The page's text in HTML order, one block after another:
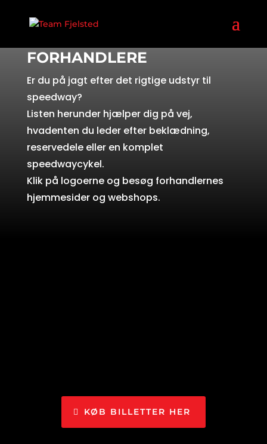
FORHANDLERE
Er du på jagt efter det rigtige udstyr til
speedway?
Listen herunder hjælper dig på vej,
hvadenten du leder efter beklædning,
reservedele eller en komplet
speedwaycykel.
Klik på logoerne og besøg forhandlernes
hjemmesider og webshops.
KØB BILLETTER HER